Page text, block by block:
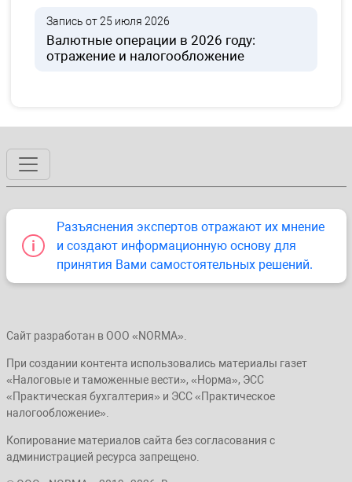
Запись от 25 июля 2026
Валютные операции в 2026 году:
отражение и налогообложение
Разъяснения экспертов отражают их мнение
и создают информационную основу для
принятия Вами самостоятельных решений.
Сайт разработан в ООО «NORMA».
При создании контента использовались материалы газет
«Налоговые и таможенные вести», «Норма», ЭСС
«Практическая бухгалтерия» и ЭСС «Практическое
налогообложение».
Копирование материалов сайта без согласования с
администрацией ресурса запрещено.